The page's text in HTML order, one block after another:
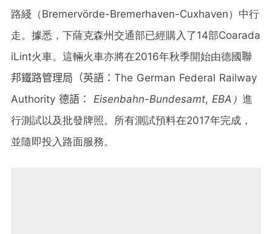
路綫（Bremervörde-Bremerhaven-Cuxhaven）中行
走。據悉，下薩克森州交通部已經購入了14部Coarada
iLint火車。這輛火車亦將在2016年秋季開始由德國聯
邦鐵路管理局（英語：The German Federal Railway
Authority 德語： Eisenbahn-Bundesamt, EBA） 進
行測試以及批發牌照。所有測試預料在2017年完成，
並隨即投入路面服務。